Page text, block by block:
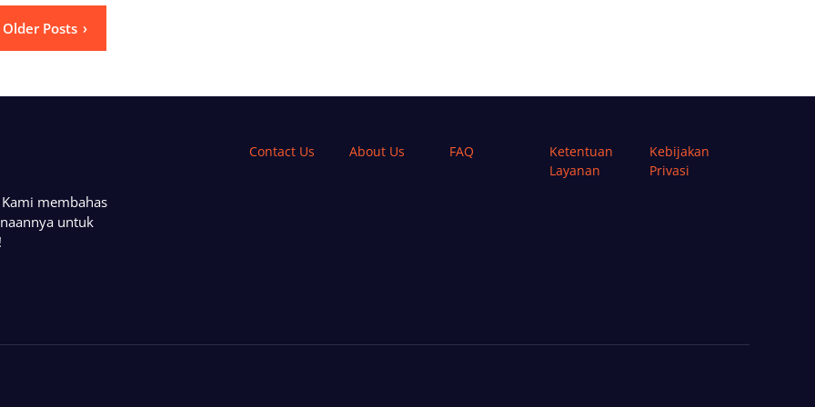
Older Posts
membahas
untuk
Contact Us About Us FAQ
Ketentuan
Layanan
Kebijakan
Privasi